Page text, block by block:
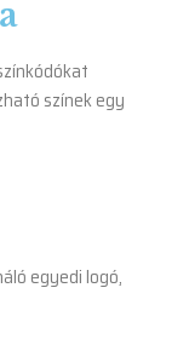
színek egy
egyedi logó,